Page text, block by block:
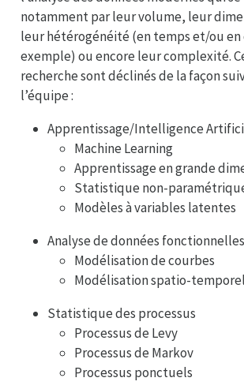
notamment par leur volume, leur
leur hétérogénéité (en temps et/ou en
exemple) ou encore leur complexité.
recherche sont déclinés de la façon
l’équipe :
Apprentissage/Intelligence
Machine Learning
Apprentissage en grande
Statistique non-
Modèles à variables latentes
Analyse de données fonctionnelles
Modélisation de courbes
Modélisation spatio-
Statistique des processus
Processus de Levy
Processus de Markov
Processus ponctuels